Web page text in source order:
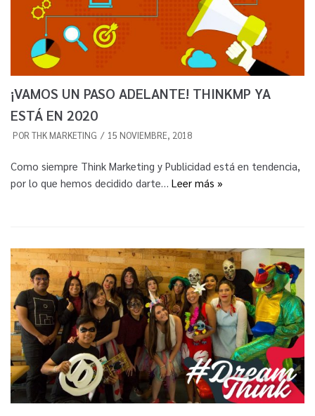
¡VAMOS UN PASO ADELANTE! THINKMP YA
ESTÁ EN 2020
POR THK MARKETING 15 NOVIEMBRE, 2018
Como siempre Think Marketing y Publicidad está en tendencia,
por lo que hemos decidido darte… Leer más »